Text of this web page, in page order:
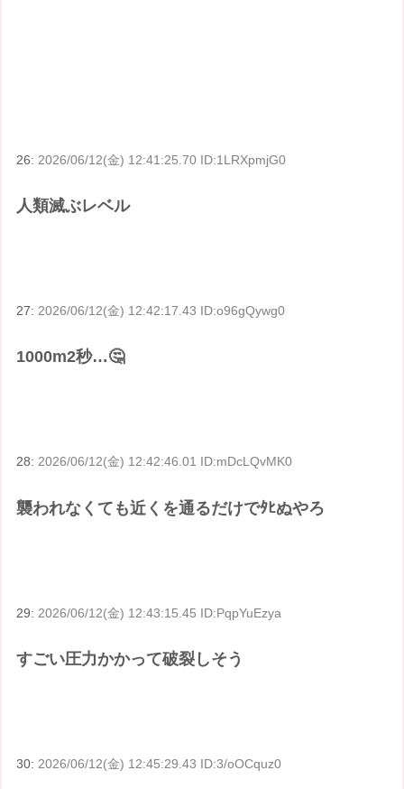
26: 2026/06/12(金) 12:41:25.70 ID:1LRXpmjG0
人類滅ぶレベル
27: 2026/06/12(金) 12:42:17.43 ID:o96gQywg0
1000m2秒…🤔
28:2026/06/12(金) 12:42:46.01 ID:mDcLQvMK0
襲われなくても近くを通るだけでﾀﾋぬやろ
29: 2026/06/12(金) 12:43:15.45 ID:PqpYuEzya
すごい圧力かかって破裂しそう
30: 2026/06/12(金) 12:45:29.43 ID:3/oOCquz0